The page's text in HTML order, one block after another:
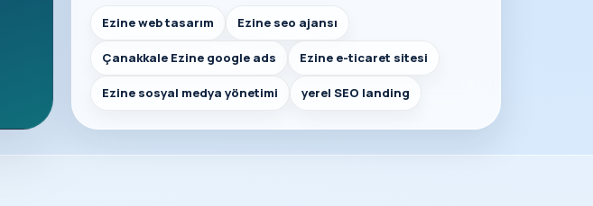
Ezine web tasarım Ezine seo ajansı
Çanakkale Ezine google ads Ezine e-ticaret sitesi
Ezine sosyal medya yönetimi yerel SEO landing